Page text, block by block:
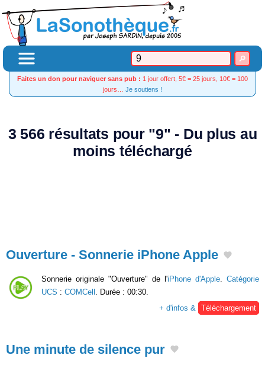
Faites un don pour naviguer sans pub : 1 jour offert, 5€ = 25 jours, 10€ = 100
jours… Je soutiens !
3 566 résultats pour "9" - Du plus au
moins téléchargé
Ouverture - Sonnerie iPhone Apple
Sonnerie originale "Ouverture" de l'iPhone d'Apple
Catégorie
UCS : COMCell . Durée : 00:30.
+ d'infos &
Téléchargement
Une minute de silence pur